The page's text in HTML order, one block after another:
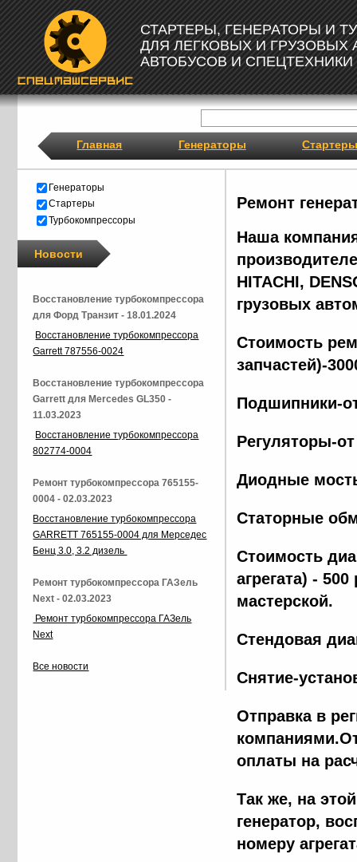
СТАРТЕРЫ, ГЕНЕРАТОРЫ И
ДЛЯ ЛЕГКОВЫХ И ГРУЗОВЫХ
АВТОБУСОВ И СПЕЦТЕХНИКИ
Главная Генераторы Стартеры
Ремонт
Наша
HITACHI,
грузовых
Стоимость
запчастей)-
Подшипники-
Регуляторы-
Диодные
Статорные
Стоимость
агрегата) -
мастерской.
Стендовая
Снятие-
Отправка в
оплаты на
Так же, на
генератор,
номеру
Генераторы
Стартеры
Турбокомпрессоры
Новости
Восстановление турбокомпрессора
для Форд Транзит - 18.01.2024
Восстановление турбокомпрессора
Garrett 787556-0024
Восстановление турбокомпрессора
Garrett для Mercedes GL350 -
11.03.2023
Восстановление турбокомпрессора
802774-0004
Ремонт турбокомпрессора 765155-
0004 - 02.03.2023
Восстановление турбокомпрессора
GARRETT 765155-0004 для Мерседес
Бенц 3.0, 3.2 дизель
Ремонт турбокомпрессора ГАЗель
Next - 02.03.2023
Ремонт турбокомпрессора ГАЗель
Next
Все новости